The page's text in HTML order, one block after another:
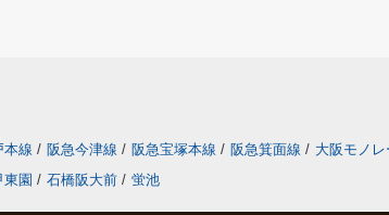
本線 / 阪急今津線 / 阪急宝塚本線 / 阪急箕面線 / 大阪モノ
東園 / 石橋阪大前 / 蛍池